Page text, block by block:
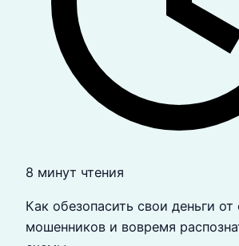
8 минут чтения
Как обезопасить свои деньги
мошенников и вовремя